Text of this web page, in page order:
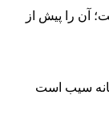
آن را پیش از
سیب است